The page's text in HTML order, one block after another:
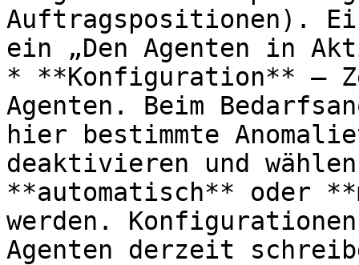
Auftragspositionen).
ein „Den Agenten in
* **Konfiguration** –
Agenten. Beim
hier bestimmte
deaktivieren und
**automatisch** oder
werden.
Agenten derzeit